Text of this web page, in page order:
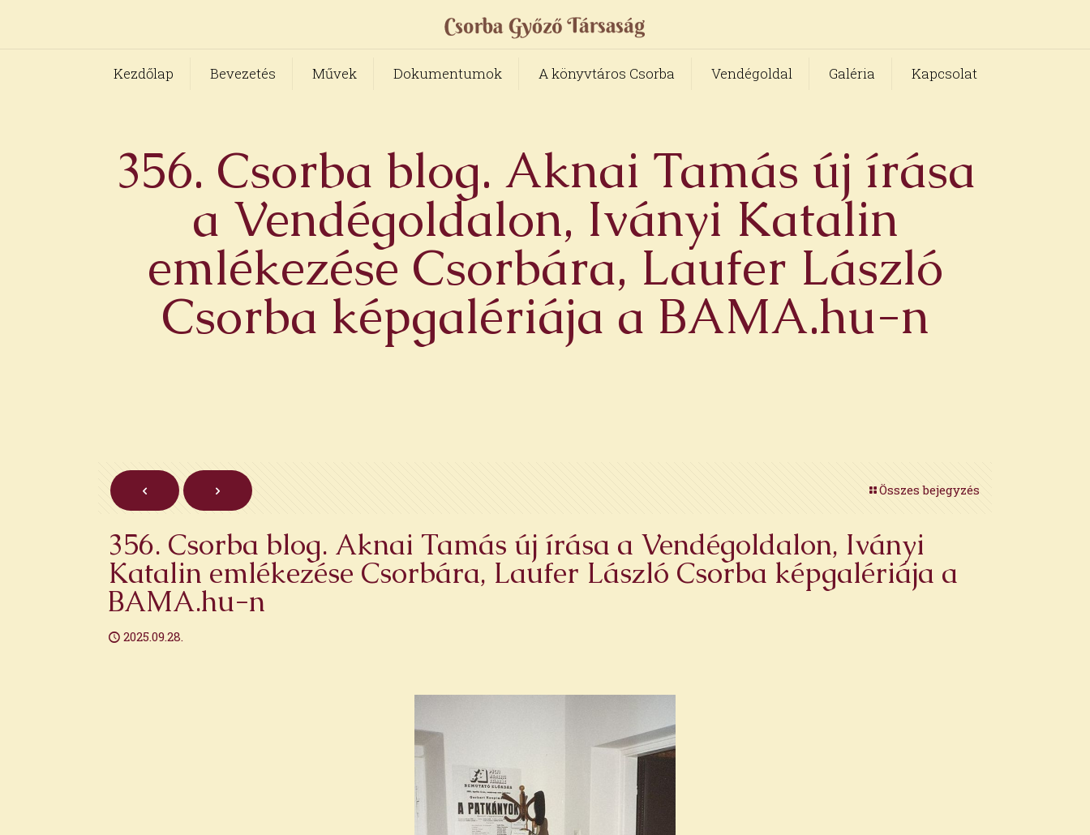
Kezdőlap Bevezetés Művek Dokumentumok A könyvtáros Csorba Vendégoldal Galéria Kapcsolat
356. Csorba blog. Aknai Tamás új írása
a Vendégoldalon, Iványi Katalin
emlékezése Csorbára, Laufer László
Csorba képgalériája a BAMA.hu-n
Összes bejegyzés
356. Csorba blog. Aknai Tamás új írása a Vendégoldalon, Iványi
Katalin emlékezése Csorbára, Laufer László Csorba képgalériája a
BAMA.hu-n
2025.09.28.